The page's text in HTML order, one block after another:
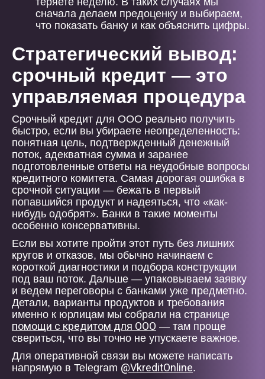
сначала делаем предоценку и выбираем,
что показать банку и как объяснить цифры.
Стратегический вывод:
срочный кредит — это
управляемая процедура
Срочный кредит для ООО реально получить
быстро, если вы убираете неопределенность:
понятная цель, подтвержденный денежный
поток, адекватная сумма и заранее
подготовленные ответы на неудобные вопросы
кредитного комитета. Самая дорогая ошибка в
срочной ситуации — бежать в первый
попавшийся продукт и надеяться, что «как-
нибудь одобрят». Банки в такие моменты
особенно консервативны.
Если вы хотите пройти этот путь без лишних
кругов и отказов, мы обычно начинаем с
короткой диагностики и подбора конструкции
под ваш поток. Дальше — упаковываем заявку
и ведем переговоры с банками уже предметно.
Детали, варианты продуктов и требования
именно к юрлицам мы собрали на странице
помощи с кредитом для ООО — там проще
свериться, что вы точно не упускаете важное.
Для оперативной связи вы можете написать
напрямую в Telegram @VkreditOnline.